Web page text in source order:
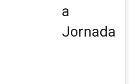
a
Jornada